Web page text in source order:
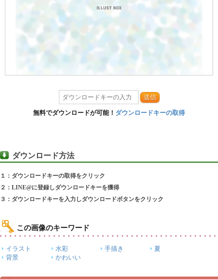
送信
無料でダウンロードが可能！ ダウンロードキーの取得
ダウンロード方法
１：ダウンロードキーの取得をクリック
２：LINE@に登録しダウンロードキーを獲得
３：ダウンロードキーを入力しダウンロードボタンをクリック
この画像のキーワード
イラスト 水彩 手描き
夏
背景
かわいい